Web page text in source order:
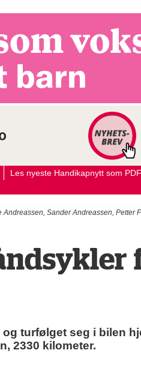
Les nyeste Handikapnytt som PDF
Sander Andreassen,
turfølget seg i bilen
2330 kilometer.